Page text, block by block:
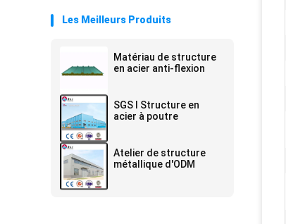
Les Meilleurs Produits
Matériau de structure
en acier anti-flexion
SGS I Structure en
acier à poutre
Atelier de structure
métallique d'ODM